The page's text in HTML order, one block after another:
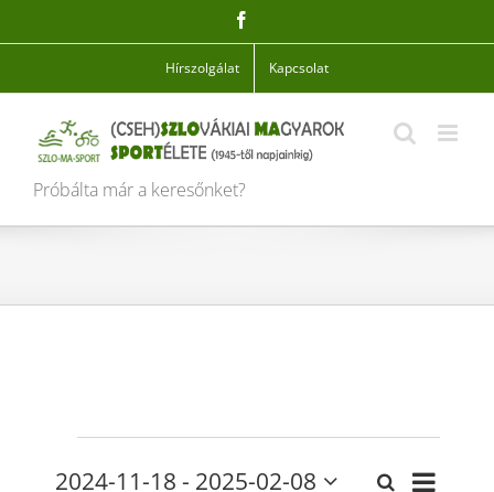
Hírszolgálat Kapcsolat
Próbálta már a keresőnket?
Keresett
2024-11-18 - 2025-02-08